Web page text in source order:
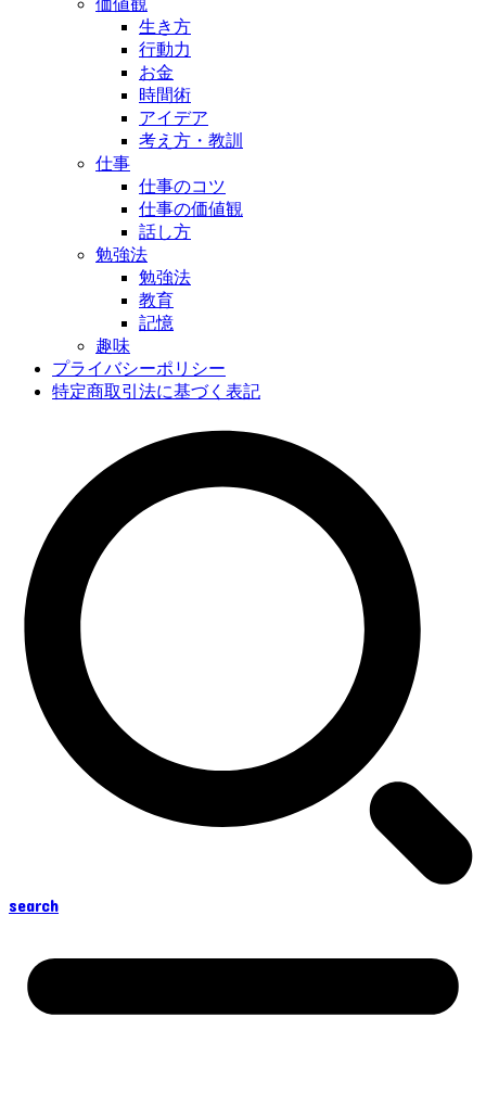
価値観
生き方
行動力
お金
時間術
アイデア
考え方・教訓
仕事
仕事のコツ
仕事の価値観
話し方
勉強法
勉強法
教育
記憶
趣味
プライバシーポリシー
特定商取引法に基づく表記
search